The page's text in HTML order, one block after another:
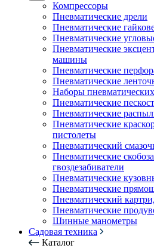
Компрессоры
Пневматические дрели
Пневматические
Пневматические
Пневматические
машины
Пневматические
Пневматические
Наборы
Пневматические
Пневматические
Пневматические
пистолеты
Пневматический
Пневматические
гвоздезабиватели
Пневматические
Пневматические
Пневматический
Пневматические
Шинные манометры
Садовая техника
Каталог